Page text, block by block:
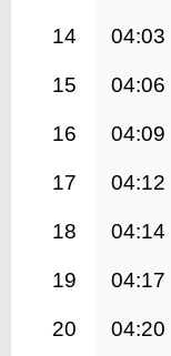
14 04:03
15 04:06
16 04:09
17 04:12
18 04:14
19 04:17
20 04:20